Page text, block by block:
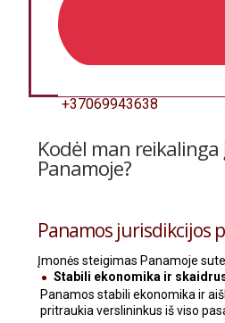
+37069943638
Kodėl man
Panamoje?
Panamos jurisdikcijos
Įmonės steigimas Panamoje
Stabili ekonomika ir
Panamos stabili ekonomika ir
pritraukia verslininkus iš viso